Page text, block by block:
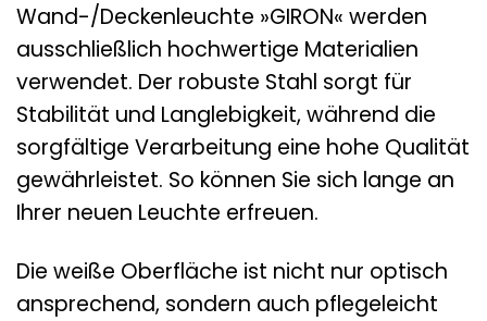
Wand-/Deckenleuchte »GIRON« werden
ausschließlich hochwertige Materialien
verwendet. Der robuste Stahl sorgt für
Stabilität und Langlebigkeit, während die
sorgfältige Verarbeitung eine hohe Qualität
gewährleistet. So können Sie sich lange an
Ihrer neuen Leuchte erfreuen.
Die weiße Oberfläche ist nicht nur optisch
ansprechend, sondern auch pflegeleicht